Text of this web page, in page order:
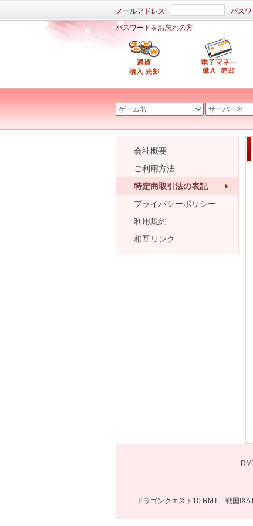
メールアドレス
パスワ
パスワードをお忘れの方
会社概要
ご利用方法
特定商取引法の表記
プライバシーポリシー
利用規約
相互リンク
ドラゴンクエスト10 RMT 戦国IXA